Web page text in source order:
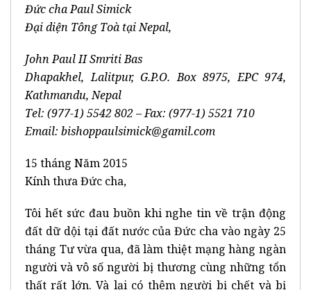
Đức cha Paul Simick
Đại diện Tông Toà tại Nepal,
John Paul II Smriti Bas
Dhapakhel, Lalitpur, G.P.O. Box 8975, EPC 974,
Kathmandu, Nepal
Tel: (977-1) 5542 802 – Fax: (977-1) 5521 710
Email: bishoppaulsimick@gamil.com
15 tháng Năm 2015
Kính thưa Đức cha,
Tôi hết sức đau buồn khi nghe tin về trận động
đất dữ dội tại đất nước của Đức cha vào ngày 25
tháng Tư vừa qua, đã làm thiệt mạng hàng ngàn
người và vô số người bị thương cùng những tổn
thất rất lớn. Và lại có thêm người bị chết và bị